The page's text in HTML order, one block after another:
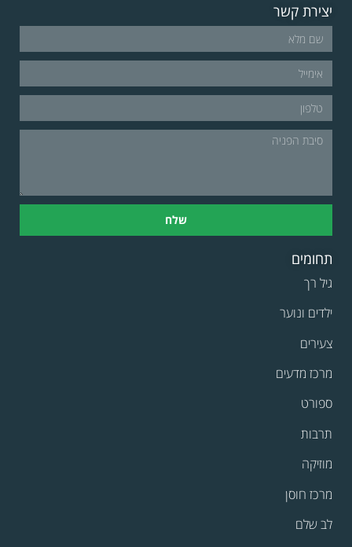
יצירת קשר
שלח
תחומים
גיל רך
ילדים ונוער
צעירים
מרכז מדעים
ספורט
תרבות
מוזיקה
מרכז חוסן
לב שלם